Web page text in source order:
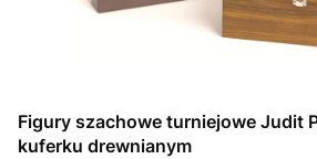
Figury szachowe turniejowe Judit
kuferku drewnianym